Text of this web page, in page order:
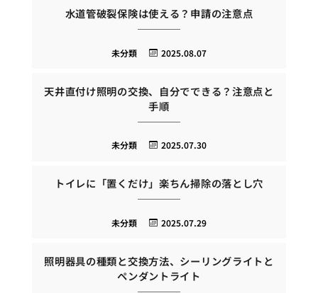
水道管破裂保険は使える？申請の注意点
2025.08.07
未分類
天井直付け照明の交換、自分でできる？注意点と
手順
2025.07.30
未分類
トイレに「置くだけ」楽ちん掃除の落とし穴
2025.07.29
未分類
照明器具の種類と交換方法、シーリングライトと
ペンダントライト